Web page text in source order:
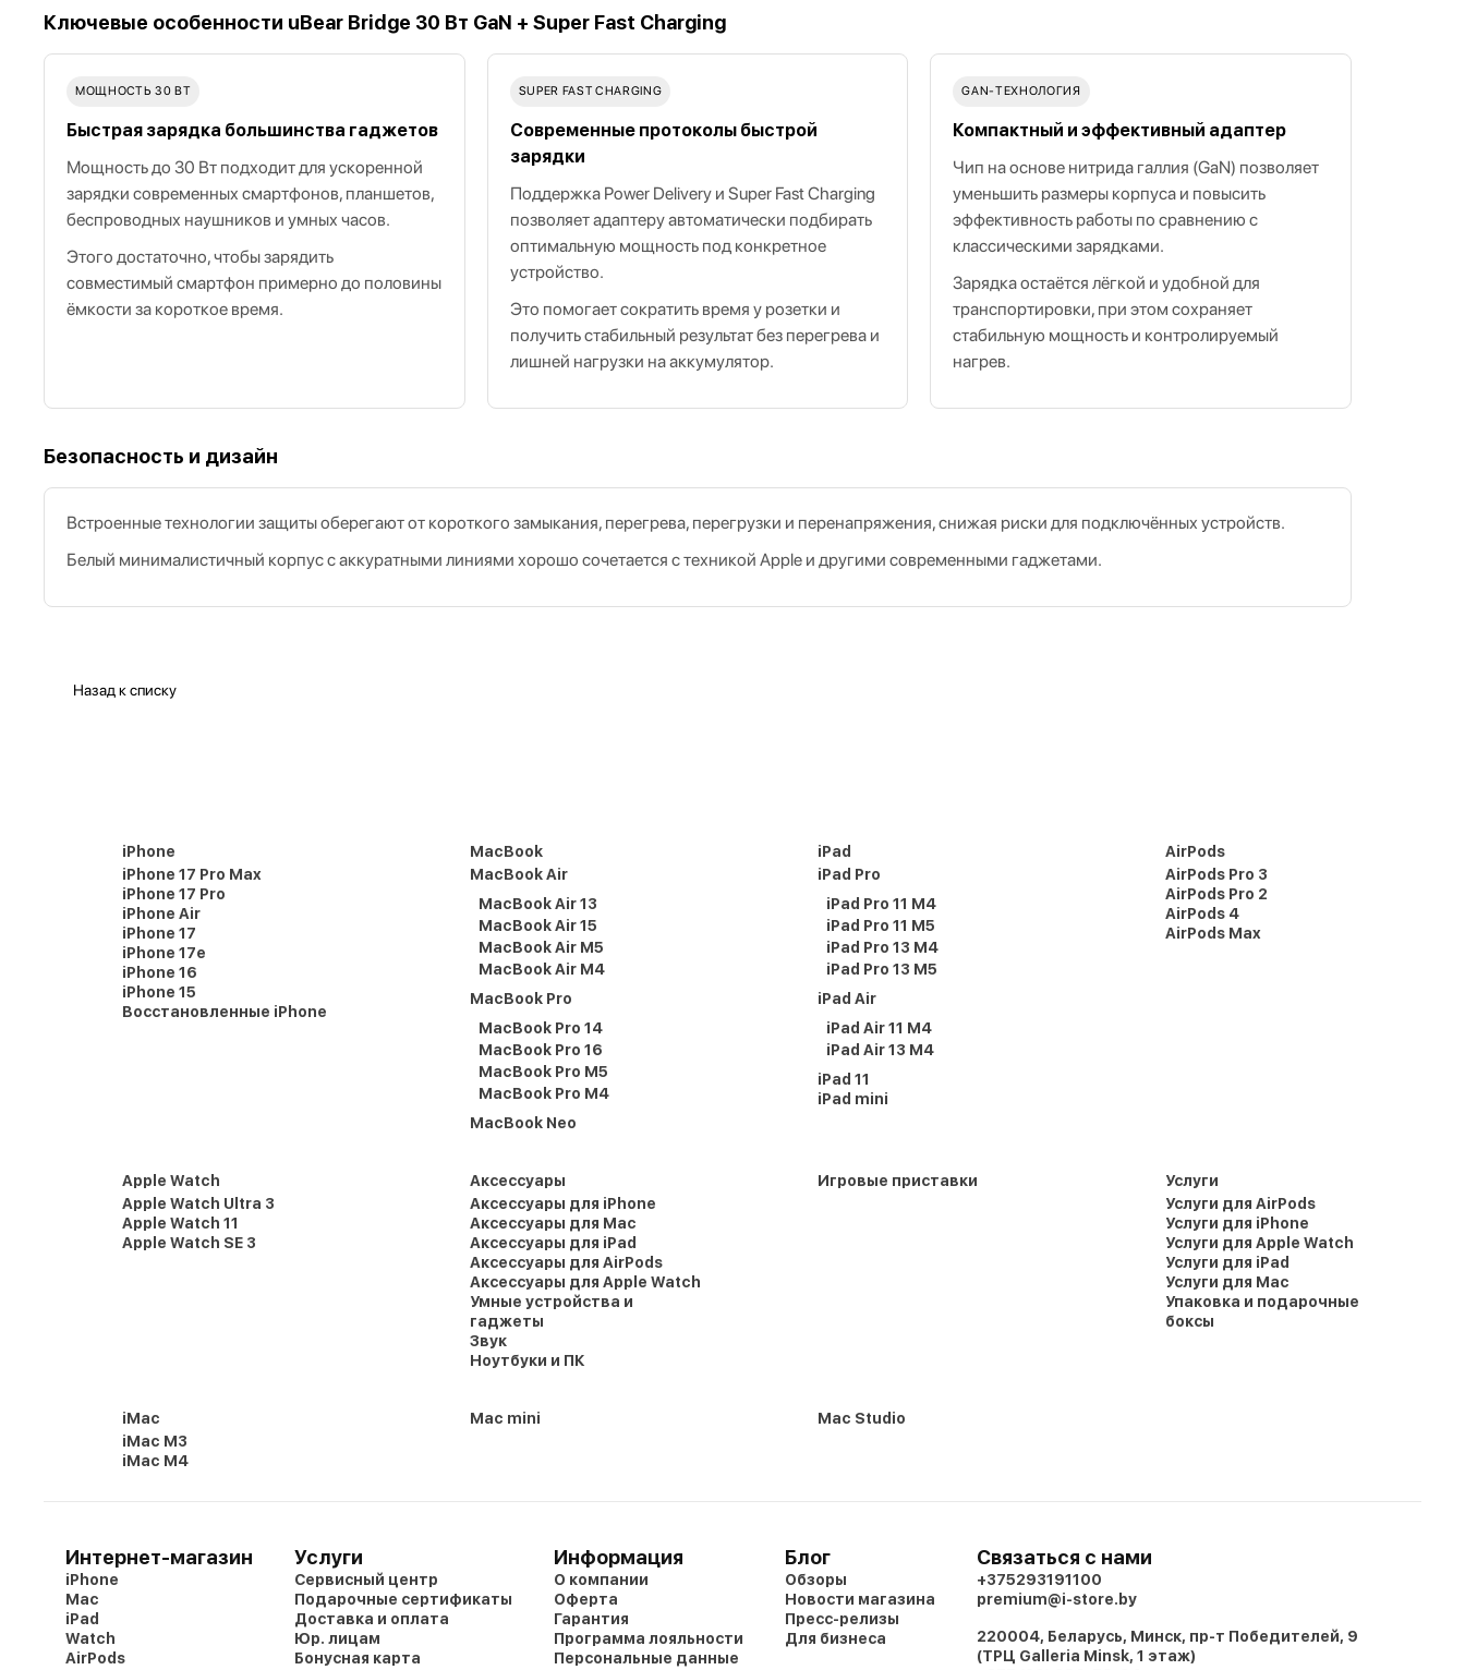
Ключевые особенности uBear Bridge 30 Вт GaN + Super Fast Charging
МОЩНОСТЬ 30 ВТ
Быстрая зарядка большинства гаджетов
Мощность до 30 Вт подходит для ускоренной
зарядки современных смартфонов, планшетов,
беспроводных наушников и умных часов.
Этого достаточно, чтобы зарядить
совместимый смартфон примерно до половины
ёмкости за короткое время.
SUPER FAST CHARGING
Современные протоколы быстрой
зарядки
Поддержка Power Delivery и Super Fast Charging
позволяет адаптеру автоматически подбирать
оптимальную мощность под конкретное
устройство.
Это помогает сократить время у розетки и
получить стабильный результат без перегрева и
лишней нагрузки на аккумулятор.
GAN‑ТЕХНОЛОГИЯ
Компактный и эффективный адаптер
Чип на основе нитрида галлия (GaN) позволяет
уменьшить размеры корпуса и повысить
эффективность работы по сравнению с
классическими зарядками.
Зарядка остаётся лёгкой и удобной для
транспортировки, при этом сохраняет
стабильную мощность и контролируемый
нагрев.
Безопасность и дизайн
Встроенные технологии защиты оберегают от короткого замыкания, перегрева, перегрузки и перенапряжения, снижая риски для подключённых устройств.
Белый минималистичный корпус с аккуратными линиями хорошо сочетается с техникой Apple и другими современными гаджетами.
Назад к списку
iPhone
iPhone 17 Pro Max
iPhone 17 Pro
iPhone Air
iPhone 17
iPhone 17e
iPhone 16
iPhone 15
Восстановленные iPhone
MacBook
MacBook Air
MacBook Air 13
MacBook Air 15
MacBook Air M5
MacBook Air M4
MacBook Pro
MacBook Pro 14
MacBook Pro 16
MacBook Pro M5
MacBook Pro M4
MacBook Neo
iPad
iPad Pro
iPad Pro 11 M4
iPad Pro 11 M5
iPad Pro 13 M4
iPad Pro 13 M5
iPad Air
iPad Air 11 M4
iPad Air 13 M4
iPad 11
iPad mini
AirPods
AirPods Pro 3
AirPods Pro 2
AirPods 4
AirPods Max
Apple Watch
Apple Watch Ultra 3
Apple Watch 11
Apple Watch SE 3
Аксессуары
Аксессуары для iPhone
Аксессуары для Mac
Аксессуары для iPad
Аксессуары для AirPods
Аксессуары для Apple Watch
Умные устройства и
гаджеты
Звук
Ноутбуки и ПК
Игровые приставки
Услуги
Услуги для AirPods
Услуги для iPhone
Услуги для Apple Watch
Услуги для iPad
Услуги для Mac
Упаковка и подарочные
боксы
iMac
iMac M3
iMac M4
Mac mini Mac Studio
Интернет-магазин
iPhone
Mac
iPad
Watch
AirPods
Услуги
Сервисный центр
Подарочные сертификаты
Доставка и оплата
Юр. лицам
Бонусная карта
Информация
О компании
Оферта
Гарантия
Программа лояльности
Персональные данные
Блог
Обзоры
Новости магазина
Пресс-релизы
Для бизнеса
Связаться с нами
+375293191100
premium@i-store.by
220004, Беларусь, Минск, пр-т Победителей, 9
(ТРЦ Galleria Minsk, 1 этаж)